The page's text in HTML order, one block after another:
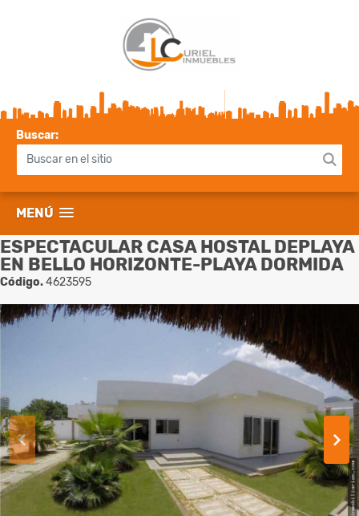
Buscar:
MENÚ
ESPECTACULAR CASA HOSTAL DEPLAYA
EN BELLO HORIZONTE-PLAYA DORMIDA
Código.4623595